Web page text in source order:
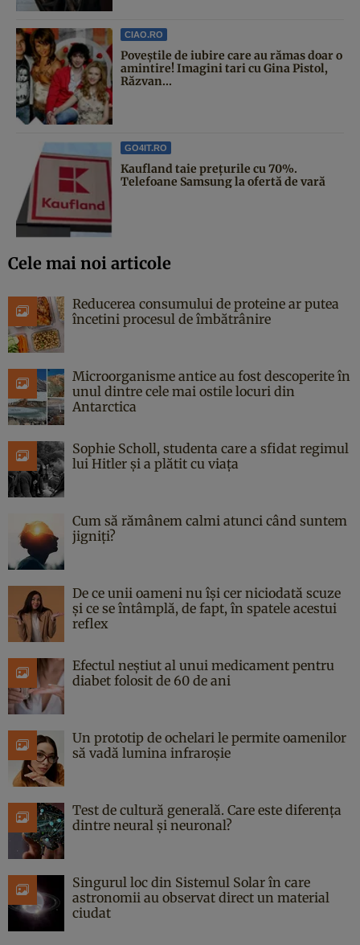
CIAO.RO
Poveştile de iubire care au rămas doar o
amintire! Imagini tari cu Gina Pistol,
Răzvan...
GO4IT.RO
Kaufland taie prețurile cu 70%.
Telefoane Samsung la ofertă de vară
Cele mai noi articole
Reducerea consumului de proteine ar putea
încetini procesul de îmbătrânire
Microorganisme antice au fost descoperite în
unul dintre cele mai ostile locuri din
Antarctica
Sophie Scholl, studenta care a sfidat regimul
lui Hitler și a plătit cu viața
Cum să rămânem calmi atunci când suntem
jigniți?
De ce unii oameni nu își cer niciodată scuze
și ce se întâmplă, de fapt, în spatele acestui
reflex
Efectul neștiut al unui medicament pentru
diabet folosit de 60 de ani
Un prototip de ochelari le permite oamenilor
să vadă lumina infraroșie
Test de cultură generală. Care este diferența
dintre neural și neuronal?
Singurul loc din Sistemul Solar în care
astronomii au observat direct un material
ciudat